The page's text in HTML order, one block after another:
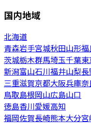
国内地域
北海道
青森岩手宮城秋田山形
茨城栃木群馬埼玉千葉
新潟富山石川福井山梨
三重滋賀京都大阪兵庫奈
鳥取島根岡山広島山口
徳島香川愛媛高知
福岡佐賀長崎熊本大分